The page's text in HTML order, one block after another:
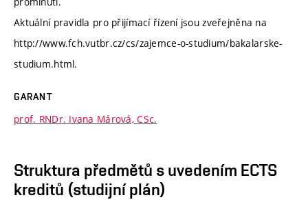
Aktuální pravidla pro přijímací řízení jsou zveřejněna na
http://www.fch.vutbr.cz/cs/zajemce-o-studium/bakalarske-
studium.html.
GARANT
prof. RNDr. Ivana Márová, CSc.
Struktura předmětů s uvedením ECTS
kreditů (studijní plán)